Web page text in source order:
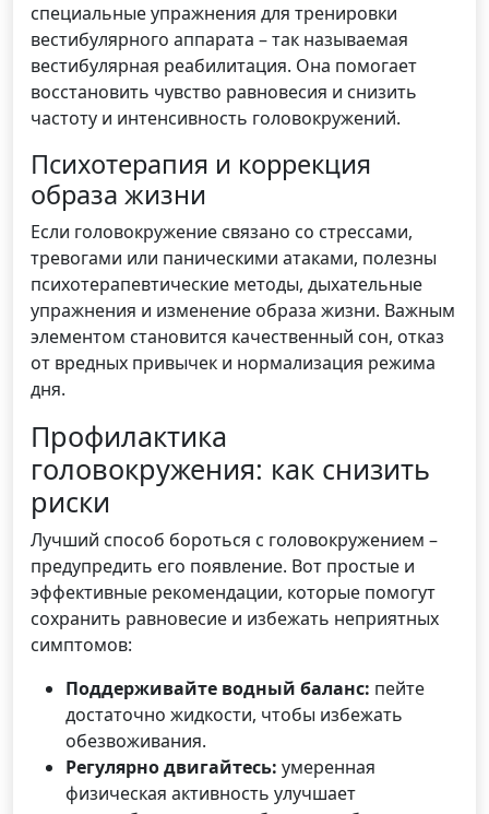
специальные упражнения для тренировки
вестибулярного аппарата – так называемая
вестибулярная реабилитация. Она помогает
восстановить чувство равновесия и снизить
частоту и интенсивность головокружений.
Психотерапия и коррекция
образа жизни
Если головокружение связано со стрессами,
тревогами или паническими атаками, полезны
психотерапевтические методы, дыхательные
упражнения и изменение образа жизни. Важным
элементом становится качественный сон, отказ
от вредных привычек и нормализация режима
дня.
Профилактика
головокружения: как снизить
риски
Лучший способ бороться с головокружением –
предупредить его появление. Вот простые и
эффективные рекомендации, которые помогут
сохранить равновесие и избежать неприятных
симптомов:
Поддерживайте водный баланс: пейте
достаточно жидкости, чтобы избежать
обезвоживания.
Регулярно двигайтесь: умеренная
физическая активность улучшает